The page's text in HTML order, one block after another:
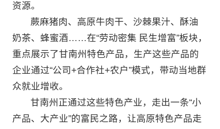
资源。
蕨麻猪肉、高原牛肉干、沙棘果汁、酥油
奶茶、蜂蜜酒……在“劳动密集 民生增富”板块，
重点展示了甘南州特色产品，生产这些产品的
企业通过“公司+合作社+农户”模式，带动当地群
众就业增收。
甘南州正通过这些特色产业，走出一条“小
产品、大产业”的富民之路，让高原特色产品走